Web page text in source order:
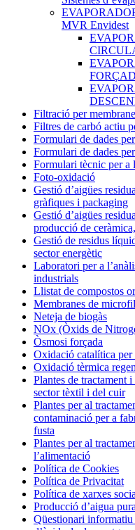
MVR Envidest
Filtració per
Filtres de carbó actiu
Formulari de dades
Formulari de dades
Formulari tècnic per a
Foto-oxidació
Gestió d’aigües
gràfiques i packaging
Gestió d’aigües
producció de
Gestió de residus
sector energètic
Laboratori per a
industrials
Llistat de compostos
Membranes de
Neteja de biogàs
NOx (Òxids de
Òsmosi forçada
Oxidació catalítica
Oxidació tèrmica
Plantes de tractament
sector tèxtil i del cuir
Plantes per al
contaminació per a
fusta
Plantes per al
l’alimentació
Política de Cookies
Política de Privacitat
Política de xarxes
Producció d’aigua pura
Qüestionari